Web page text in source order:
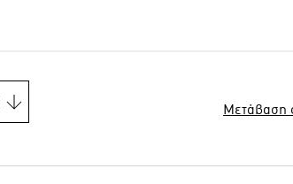
Μετάβαση